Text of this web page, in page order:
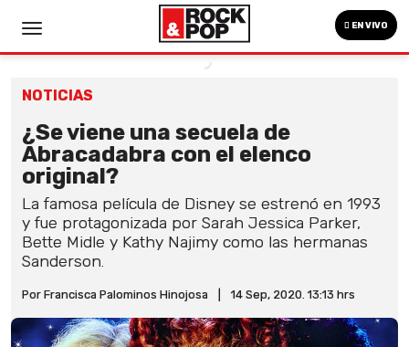
EN VIVO
NOTICIAS
¿Se viene una secuela de
Abracadabra con el elenco
original?
La famosa película de Disney se estrenó en 1993
y fue protagonizada por Sarah Jessica Parker,
Bette Midle y Kathy Najimy como las hermanas
Sanderson.
Por Francisca Palominos Hinojosa 14 Sep, 2020. 13:13 hrs